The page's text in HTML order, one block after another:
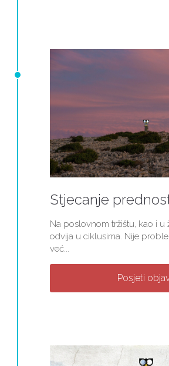
Stjecanje
Na poslovnom tržištu, kao i u
odvija u ciklusima. Nije
već...
Posjeti